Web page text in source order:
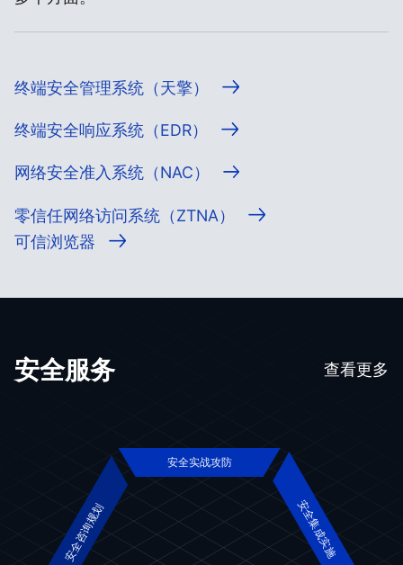
终端安全管理系统（天擎）
终端安全响应系统（EDR）
网络安全准入系统（NAC）
零信任网络访问系统（ZTNA）
可信浏览器
安全服务 查看更多
安全咨询规划
安全实战攻防
安全集成实施